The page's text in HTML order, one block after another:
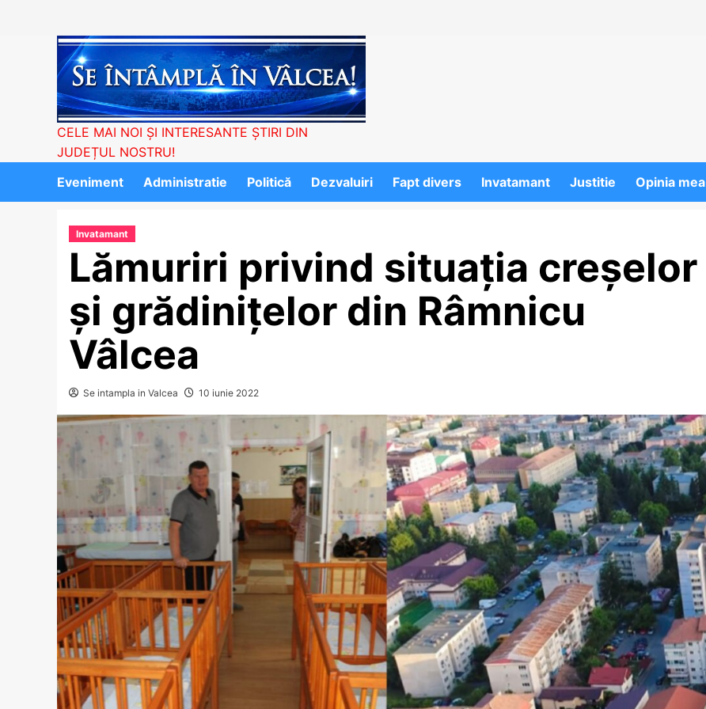
CELE MAI NOI ȘI INTERESANTE ȘTIRI DIN
JUDEȚUL NOSTRU!
Eveniment
Administratie Politică Dezvaluiri Fapt divers Invatamant Justitie Opinia mea
Invatamant
Lămuriri privind situația creșelor
și grădinițelor din Râmnicu
Vâlcea
Se intampla in Valcea 10 iunie 2022